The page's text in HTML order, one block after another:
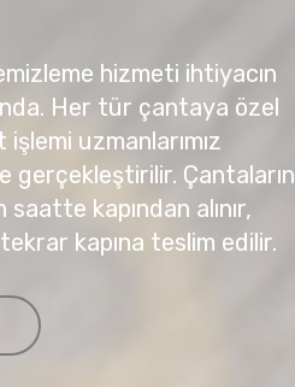
hizmeti ihtiyacın
Her tür çantaya özel
uzmanlarımız
gerçekleştirilir. Çantaların
kapından alınır,
kapına teslim edilir.